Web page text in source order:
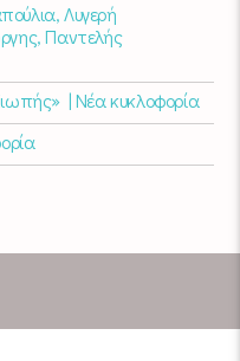
Λυγερή
Παντελής
| Νέα κυκλοφορία